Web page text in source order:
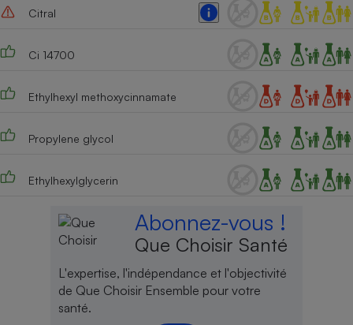
Citral
Ci 14700
Ethylhexyl methoxycinnamate
Propylene glycol
Ethylhexylglycerin
Abonnez-vous !
Que Choisir Santé
L'expertise, l'indépendance et l'objectivité
de Que Choisir Ensemble pour votre
santé.